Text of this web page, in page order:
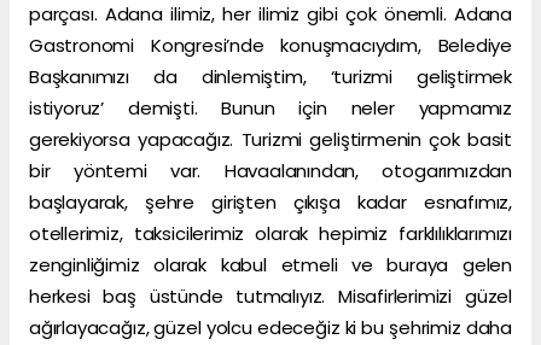
parçası. Adana ilimiz, her ilimiz gibi çok önemli. Adana
Gastronomi Kongresi’nde konuşmacıydım, Belediye
Başkanımızı da dinlemiştim, ‘turizmi geliştirmek
istiyoruz’ demişti. Bunun için neler yapmamız
gerekiyorsa yapacağız. Turizmi geliştirmenin çok basit
bir yöntemi var. Havaalanından, otogarımızdan
başlayarak, şehre girişten çıkışa kadar esnafımız,
otellerimiz, taksicilerimiz olarak hepimiz farklılıklarımızı
zenginliğimiz olarak kabul etmeli ve buraya gelen
herkesi baş üstünde tutmalıyız. Misafirlerimizi güzel
ağırlayacağız, güzel yolcu edeceğiz ki bu şehrimiz daha